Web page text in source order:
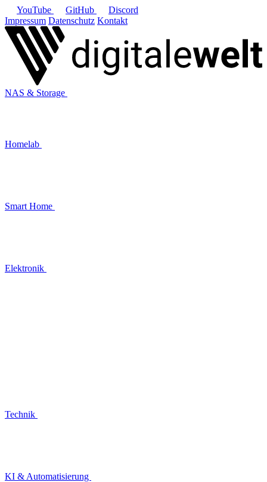
YouTube GitHub
Discord
Impressum Datenschutz Kontakt
NAS & Storage
Homelab
Smart Home
Elektronik
Technik
KI & Automatisierung